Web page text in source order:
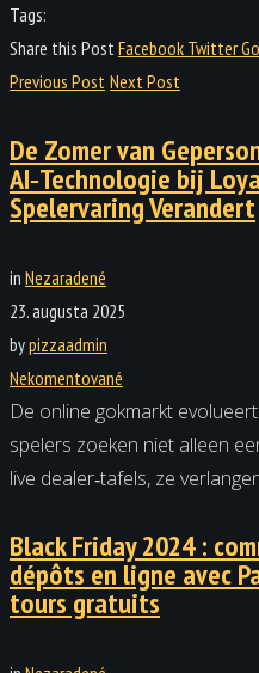
Tags:
Share this Post Facebook Twitter
Previous Post Next Post
De Zomer van
AI‑Technologie bij
Spelervaring Verandert
in Nezaradené
23. augusta 2025
bypizzaadmin
Nekomentované
De online gokmarkt
spelers zoeken niet alleen
live dealer‑tafels, ze
Black Friday 2024 :
dépôts en ligne avec
tours gratuits